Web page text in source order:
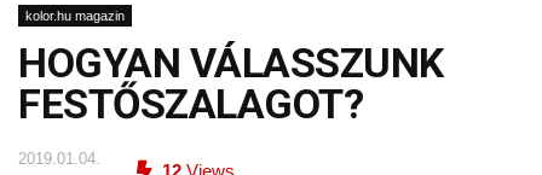
kolor.hu magazin
HOGYAN VÁLASSZUNK
FESTŐSZALAGOT?
2019.01.04.
12 Views